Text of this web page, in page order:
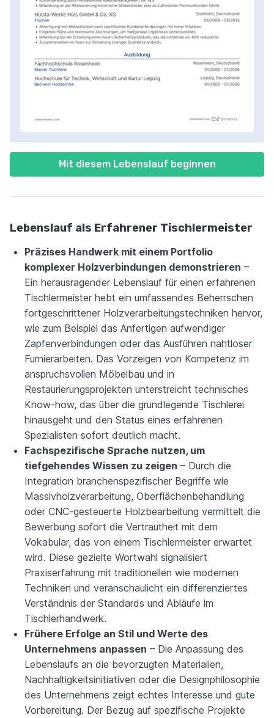
Mit diesem Lebenslauf beginnen
Lebenslauf als Erfahrener Tischlermeister
Präzises Handwerk mit einem Portfolio
komplexer Holzverbindungen demonstrieren –
Ein herausragender Lebenslauf für einen erfahrenen
Tischlermeister hebt ein umfassendes Beherrschen
fortgeschrittener Holzverarbeitungstechniken hervor,
wie zum Beispiel das Anfertigen aufwendiger
Zapfenverbindungen oder das Ausführen nahtloser
Furnierarbeiten. Das Vorzeigen von Kompetenz im
anspruchsvollen Möbelbau und in
Restaurierungsprojekten unterstreicht technisches
Know-how, das über die grundlegende Tischlerei
hinausgeht und den Status eines erfahrenen
Spezialisten sofort deutlich macht.
Fachspezifische Sprache nutzen, um
tiefgehendes Wissen zu zeigen – Durch die
Integration branchenspezifischer Begriffe wie
Massivholzverarbeitung, Oberflächenbehandlung
oder CNC-gesteuerte Holzbearbeitung vermittelt die
Bewerbung sofort die Vertrautheit mit dem
Vokabular, das von einem Tischlermeister erwartet
wird. Diese gezielte Wortwahl signalisiert
Praxiserfahrung mit traditionellen wie modernen
Techniken und veranschaulicht ein differenziertes
Verständnis der Standards und Abläufe im
Tischlerhandwerk.
Frühere Erfolge an Stil und Werte des
Unternehmens anpassen – Die Anpassung des
Lebenslaufs an die bevorzugten Materialien,
Nachhaltigkeitsinitiativen oder die Designphilosophie
des Unternehmens zeigt echtes Interesse und gute
Vorbereitung. Der Bezug auf spezifische Projekte